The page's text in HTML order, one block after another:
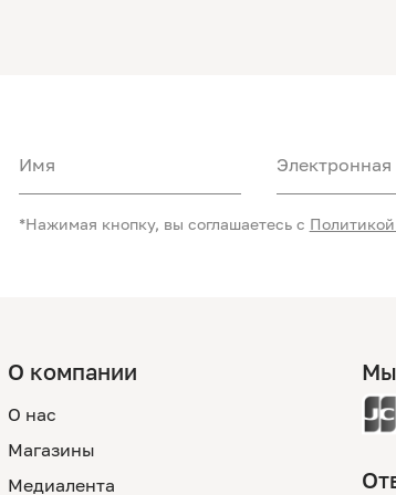
Имя Электронная
*Нажимая кнопку, вы соглашаетесь с
О компании
О нас
Магазины
Медиалента
Мы